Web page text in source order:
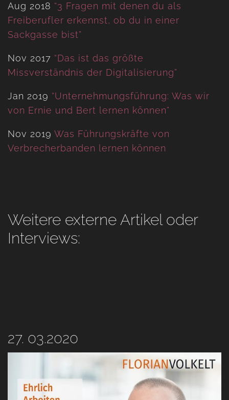
Aug 2018 “3 Fragen mit denen du als
Freiberufler erkennst, ob du in einer
Sackgasse bist”
Nov 2017 “Das ist das größte
Missverständnis der Digitalisierung”
Jan 2019 “Unternehmungsführung: Was wir
von Ernie und Bert lernen können”
Nov 2019 Was Führungskräfte von
Verbrecherbanden lernen können
Weitere externe Artikel oder
Interviews:
27. 03.2020